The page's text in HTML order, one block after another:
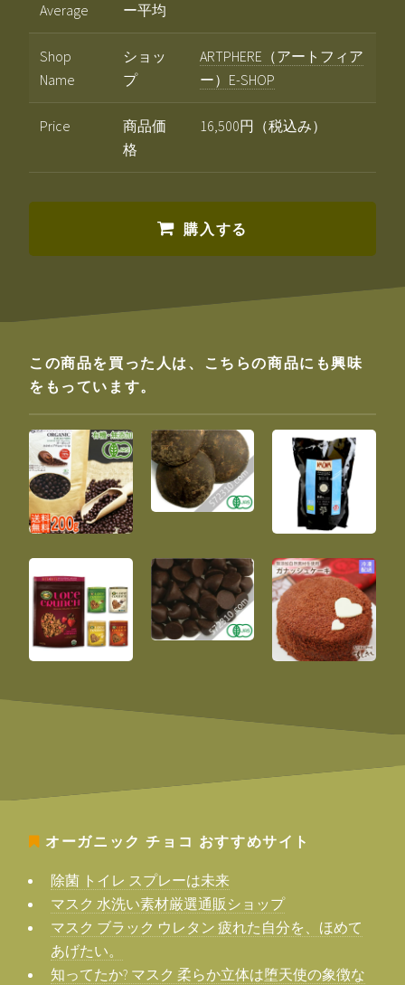
Average
ー平均
Shop
Name
ショッ
プ
ARTPHERE（アートフィア
ー）E-SHOP
Price
商品価
格
16,500円（税込み）
購入する
この商品を買った人は、こちらの商品にも興味
をもっています。
オーガニック チョコ おすすめサイト
除菌 トイレ スプレーは未来
マスク 水洗い素材厳選通販ショップ
マスク ブラック ウレタン 疲れた自分を、ほめて
あげたい。
知ってたか? マスク 柔らか立体は堕天使の象徴な